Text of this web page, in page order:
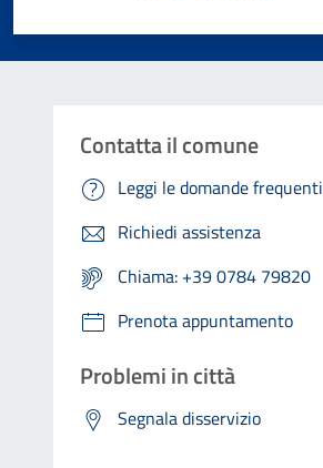
Contatta il comune
Leggi le domande frequenti
Richiedi assistenza
Chiama: +39 0784 79820
Prenota appuntamento
Problemi in città
Segnala disservizio